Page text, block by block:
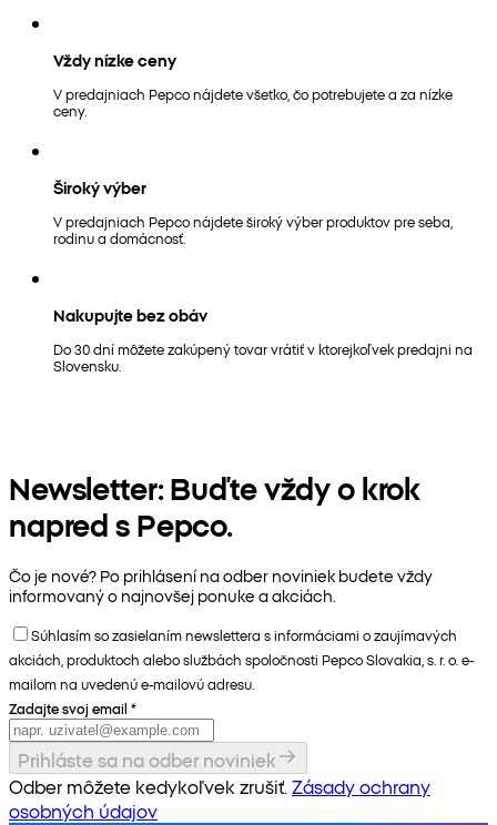
Vždy nízke ceny
V predajniach Pepco nájdete všetko, čo potrebujete a za nízke
ceny.
Široký výber
V predajniach Pepco nájdete široký výber produktov pre seba,
rodinu a domácnosť.
Nakupujte bez obáv
Do 30 dní môžete zakúpený tovar vrátiť v ktorejkoľvek predajni na
Slovensku.
Newsletter: Buďte vždy o krok
napred s Pepco.
Čo je nové? Po prihlásení na odber noviniek budete vždy
informovaný o najnovšej ponuke a akciách.
Súhlasím so zasielaním newslettera s informáciami o zaujímavých
akciách, produktoch alebo službách spoločnosti Pepco Slovakia, s. r. o. e-
mailom na uvedenú e-mailovú adresu.
Zadajte svoj email *
Prihláste sa na odber noviniek
Odber môžete kedykoľvek zrušiť. Zásady ochrany
osobných údajov